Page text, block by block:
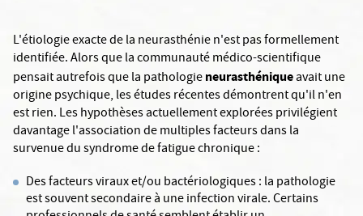
L'étiologie exacte de la neurasthénie n'est pas formellement
identifiée. Alors que la communauté médico-scientifique
pensait autrefois que la pathologieneurasthéniqueavait une
origine psychique, les études récentes démontrent qu'il n'en
est rien. Les hypothèses actuellement explorées privilégient
davantage l'association de multiples facteurs dans la
survenue du syndrome de fatigue chronique :
Des facteurs viraux et/ou bactériologiques : la pathologie
est souvent secondaire à une infection virale. Certains